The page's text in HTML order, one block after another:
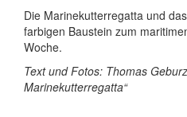
Die Marinekutterregatta und
farbigen Baustein zum
Woche.
Text und Fotos: Thomas
Marinekutterregatta“